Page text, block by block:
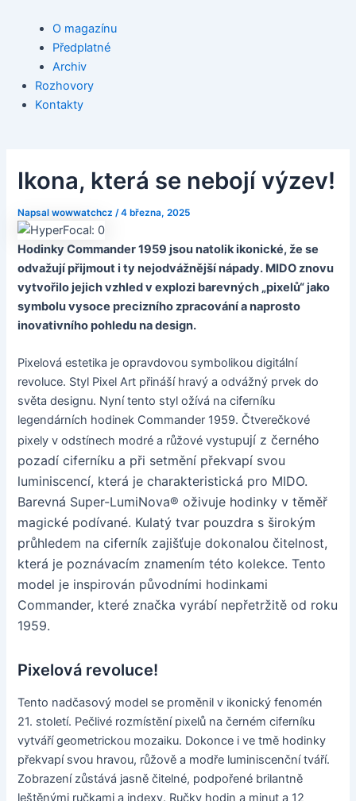
O magazínu
Předplatné
Archiv
Rozhovory
Kontakty
Ikona, která se nebojí výzev!
Napsalwowwatchcz/4 března, 2025
Hodinky Commander 1959 jsou natolik ikonické, že se
odvažují přijmout i ty nejodvážnější nápady. MIDO znovu
vytvořilo jejich vzhled v explozi barevných „pixelů“ jako
symbolu vysoce precizního zpracování a naprosto
inovativního pohledu na design.
Pixelová estetika je opravdovou symbolikou digitální
revoluce. Styl Pixel Art přináší hravý a odvážný prvek do
světa designu. Nyní tento styl ožívá na ciferníku
legendárních hodinek Commander 1959. Čtverečkové
pixely v odstínech modré a růžové vystupují z černého
pozadí ciferníku a při setmění překvapí svou
luminiscencí, která je charakteristická pro MIDO.
Barevná Super-LumiNova® oživuje hodinky v těměř
magické podívané. Kulatý tvar pouzdra s širokým
průhledem na ciferník zajišťuje dokonalou čitelnost,
která je poznávacím znamením této kolekce. Tento
model je inspirován původními hodinkami
Commander, které značka vyrábí nepřetržitě od roku
1959.
Pixelová revoluce!
Tento nadčasový model se proměnil v ikonický fenomén
21. století. Pečlivé rozmístění pixelů na černém ciferníku
vytváří geometrickou mozaiku. Dokonce i ve tmě hodinky
překvapí svou hravou, růžově a modře luminiscenční tváří.
Zobrazení zůstává jasně čitelné, podpořené brilantně
leštěnými ručkami a indexy. Ručky hodin a minut a 12